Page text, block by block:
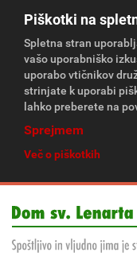
Piškotki na
Spletna stran
vašo uporabniško
uporabo vtičnikov
strinjate k uporabi
lahko preberete na
Sprejmem
Več o piškotkih